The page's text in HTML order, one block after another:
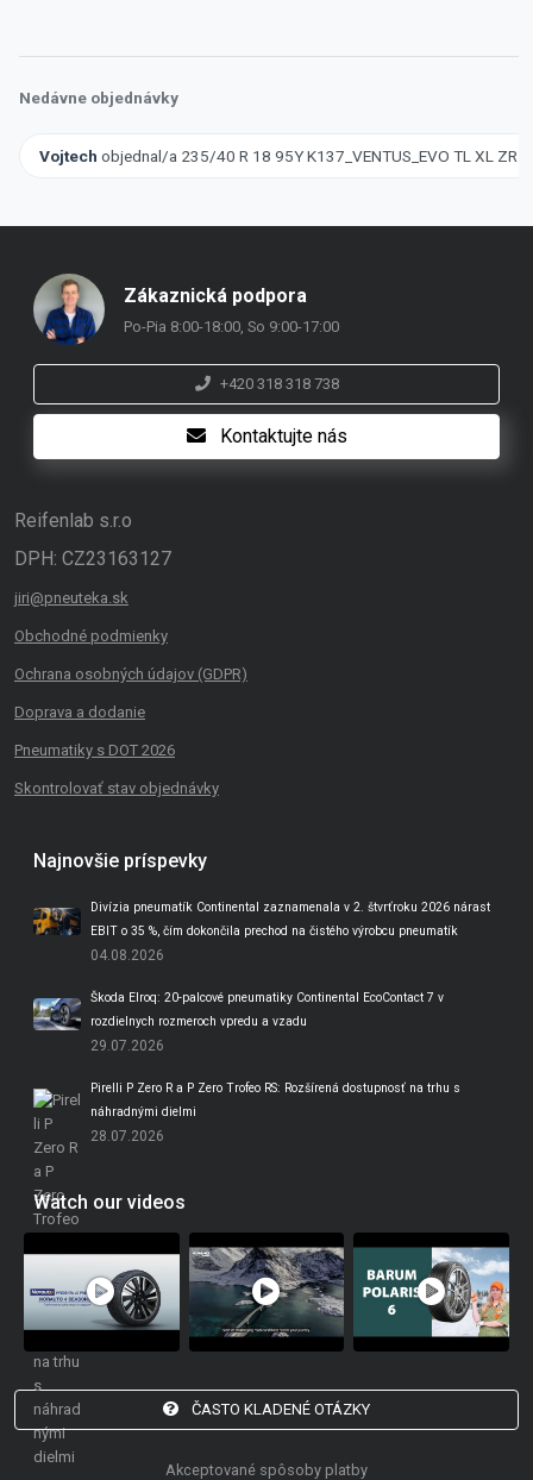
Nedávne objednávky
Vojtech objednal/a 235/40 R 18 95Y K137_VENTUS_EVO TL XL ZR
Zákaznická podpora
Po-Pia 8:00-18:00, So 9:00-17:00
+420 318 318 738
Kontaktujte nás
Reifenlab s.r.o
DPH: CZ23163127
jiri@pneuteka.sk
Obchodné podmienky
Ochrana osobných údajov (GDPR)
Doprava a dodanie
Pneumatiky s DOT 2026
Skontrolovať stav objednávky
Najnovšie príspevky
Divízia pneumatík Continental zaznamenala v 2. štvrťroku 2026 nárast
EBIT o 35 %, čím dokončila prechod na čistého výrobcu pneumatík
04.08.2026
Škoda Elroq: 20-palcové pneumatiky Continental EcoContact 7 v
rozdielnych rozmeroch vpredu a vzadu
29.07.2026
Pirelli P Zero R a P Zero Trofeo RS: Rozšírená dostupnosť na trhu s
náhradnými dielmi
28.07.2026
Watch our videos
ČASTO KLADENÉ OTÁZKY
Akceptované spôsoby platby